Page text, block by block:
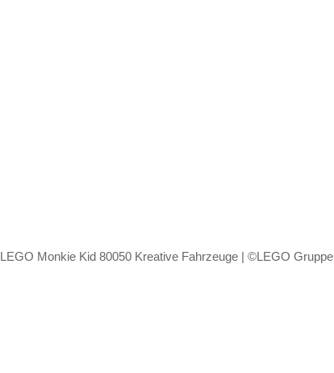
LEGO Monkie Kid 80050 Kreative Fahrzeuge | ©LEGO Gruppe